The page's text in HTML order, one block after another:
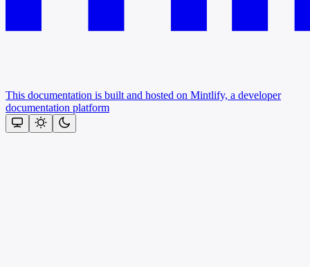
This documentation is built and hosted on Mintlify, a developer
documentation platform